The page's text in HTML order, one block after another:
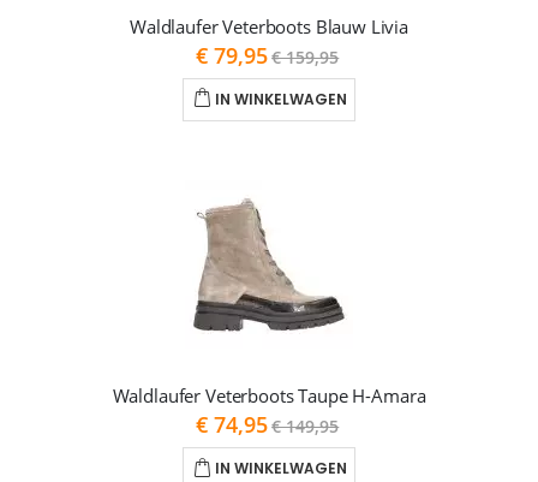
Waldlaufer Veterboots Blauw Livia
As
low
as
€ 79,95€ 159,95
IN WINKELWAGEN
Waldlaufer Veterboots Taupe H-Amara
As
low
as
€ 74,95€ 149,95
IN WINKELWAGEN